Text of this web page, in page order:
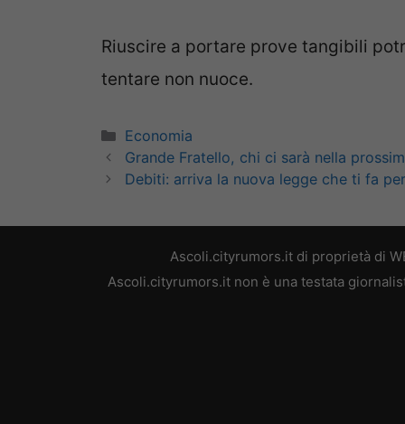
Riuscire a portare prove tangibili
tentare non nuoce.
Categorie
Economia
Grande Fratello, chi ci sarà nella
Debiti: arriva la nuova legge che ti fa
Ascoli.cityrumors.it di proprietà di
Ascoli.cityrumors.it non è una testata